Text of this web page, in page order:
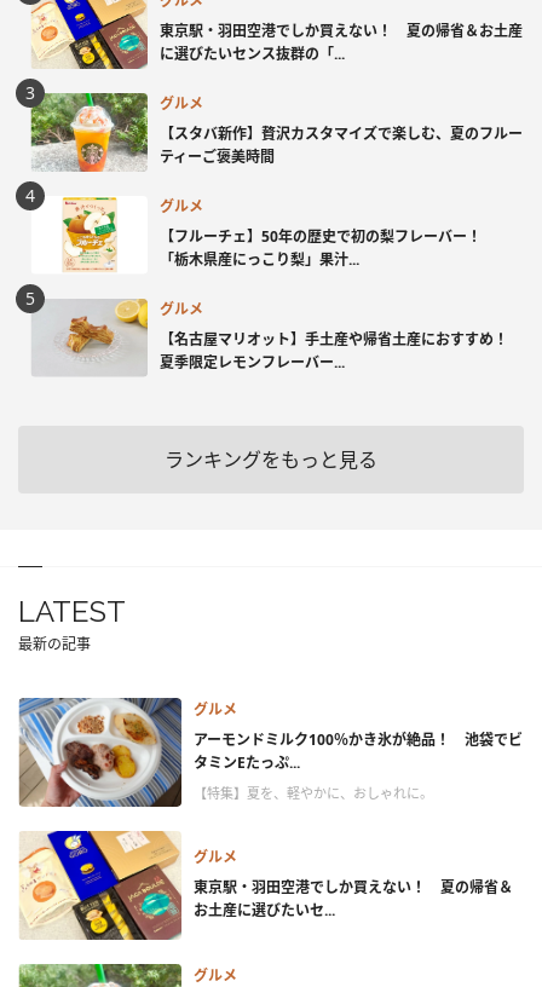
東京駅・羽田空港でしか買えない！ 夏の帰省＆お土産
に選びたいセンス抜群の「...
グルメ
【スタバ新作】贅沢カスタマイズで楽しむ、夏のフルー
ティーご褒美時間
グルメ
【フルーチェ】50年の歴史で初の梨フレーバー！
「栃木県産にっこり梨」果汁...
グルメ
【名古屋マリオット】手土産や帰省土産におすすめ！
夏季限定レモンフレーバー...
ランキングをもっと見る
LATEST
最新の記事
グルメ
アーモンドミルク100％かき氷が絶品！ 池袋でビ
タミンEたっぷ...
【特集】夏を、軽やかに、おしゃれに。
グルメ
東京駅・羽田空港でしか買えない！ 夏の帰省＆
お土産に選びたいセ...
グルメ